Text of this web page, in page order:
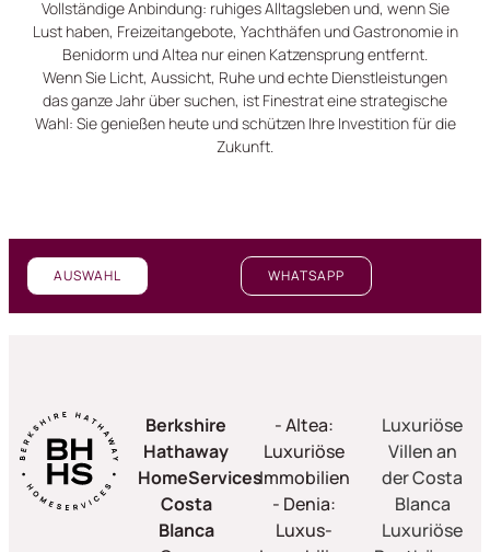
Vollständige Anbindung: ruhiges Alltagsleben und, wenn Sie
Lust haben, Freizeitangebote, Yachthäfen und Gastronomie in
Benidorm und Altea nur einen Katzensprung entfernt.
Wenn Sie Licht, Aussicht, Ruhe und echte Dienstleistungen
das ganze Jahr über suchen, ist Finestrat eine strategische
Wahl: Sie genießen heute und schützen Ihre Investition für die
Zukunft.
AUSWAHL WHATSAPP
Berkshire
Hathaway
HomeServices
Costa
Blanca
- Altea:
Luxuriöse
Immobilien
- Denia:
Luxus-
Luxuriöse
Villen an
der Costa
Blanca
Luxuriöse